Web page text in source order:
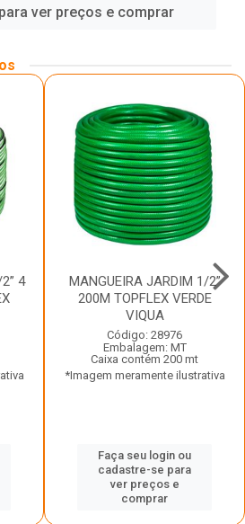
ver preços e comprar
4
MANGUEIRA JARDIM 1/2”
200M TOPFLEX VERDE
VIQUA
Código: 28976
Embalagem: MT
Caixa contém 200 mt
*Imagem meramente ilustrativa
Faça seu login ou
cadastre-se para
ver preços e
comprar